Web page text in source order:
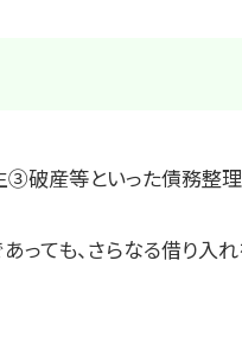
産等といった債務整理
ても、さらなる借り入